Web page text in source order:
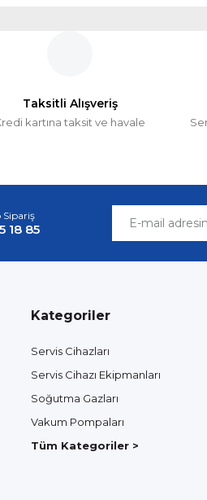
Taksitli Alışveriş
kartına taksit ve havale
18 85
Kategoriler
Servis Cihazları
Servis Cihazı Ekipmanları
Soğutma Gazları
Vakum Pompaları
Tüm Kategoriler >